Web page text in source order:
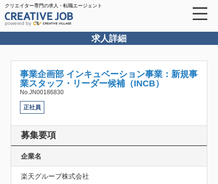
クリエイター専門の求人・転職エージェント
powered by
求人詳細
事業企画部 インキュベーション事業：新規事
業スタッフ・リーダー候補（INCB）
No.JN00186830
正社員
募集要項
企業名
楽天グループ株式会社